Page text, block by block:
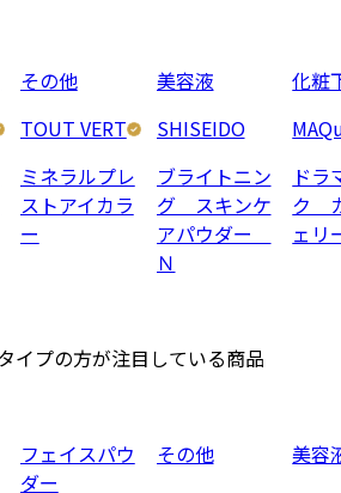
その他
TOUT VERT
ミネラルプレ
ストアイカラ
ー
美容液
SHISEIDO
ブライトニン
グ スキンケ
アパウダー
Ｎ
化粧
ドラ
ク
ェ
イプの方が注目している商品
フェイスパウ
ダー
その他
美容